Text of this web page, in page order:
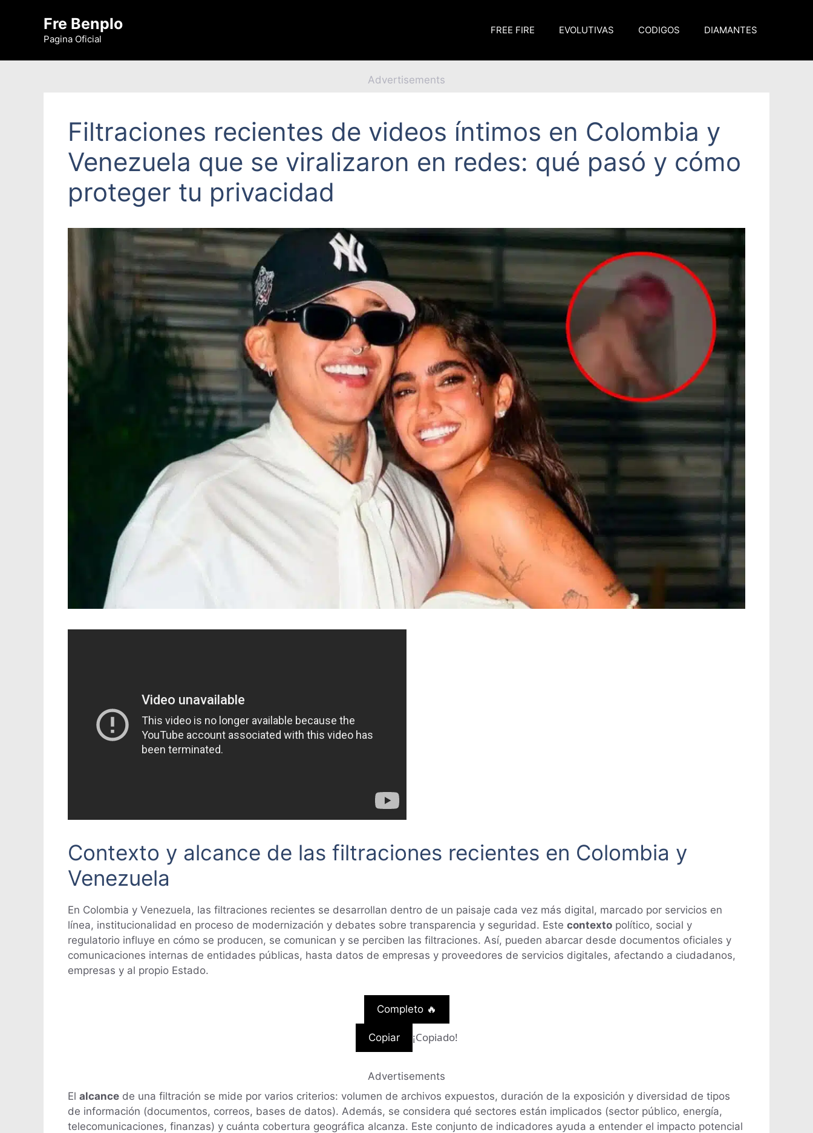
contenido
Fre Benplo
Pagina Oficial
FREE FIRE EVOLUTIVAS CODIGOS DIAMANTES
Advertisements
Filtraciones recientes de videos íntimos en Colombia y
Venezuela que se viralizaron en redes: qué pasó y cómo
proteger tu privacidad
Contexto y alcance de las filtraciones recientes en Colombia y
Venezuela
En Colombia y Venezuela, las filtraciones recientes se desarrollan dentro de un paisaje cada vez más digital, marcado por servicios en
línea, institucionalidad en proceso de modernización y debates sobre transparencia y seguridad. Este contexto político, social y
regulatorio influye en cómo se producen, se comunican y se perciben las filtraciones. Así, pueden abarcar desde documentos oficiales y
comunicaciones internas de entidades públicas, hasta datos de empresas y proveedores de servicios digitales, afectando a ciudadanos,
empresas y al propio Estado.
Completo 🔥
Copiar ¡Copiado!
Advertisements
El alcance de una filtración se mide por varios criterios: volumen de archivos expuestos, duración de la exposición y diversidad de tipos
de información (documentos, correos, bases de datos). Además, se considera qué sectores están implicados (sector público, energía,
telecomunicaciones, finanzas) y cuánta cobertura geográfica alcanza. Este conjunto de indicadores ayuda a entender el impacto potencial